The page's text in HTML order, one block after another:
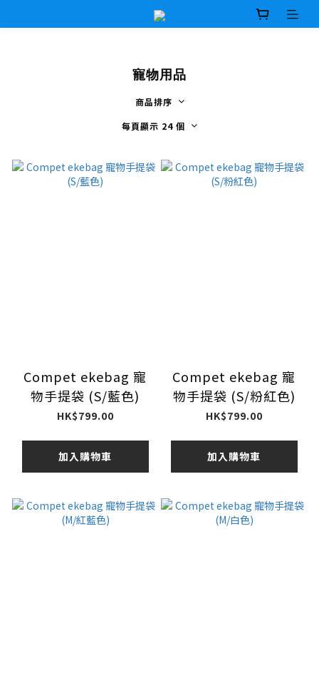
寵物用品
商品排序
每頁顯示 24 個
Compet ekebag 寵
物手提袋 (S/藍色)
HK$799.00
加入購物車
Compet ekebag 寵
物手提袋 (S/粉紅色)
HK$799.00
加入購物車